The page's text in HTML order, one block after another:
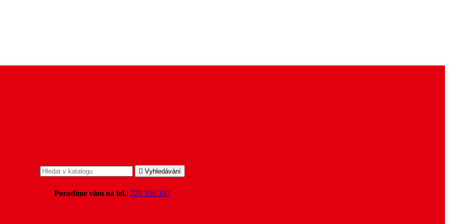
 Vyhledávání
Poradíme vám na tel.: 728 106 103